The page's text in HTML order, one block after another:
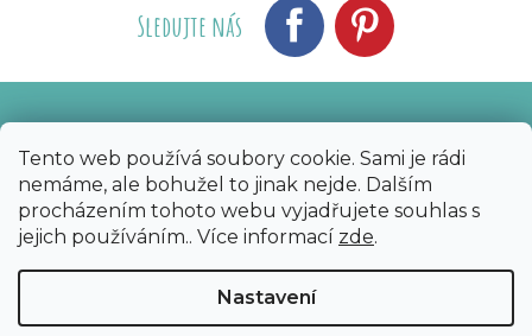
Tento web používá soubory cookie. Sami je rádi
nemáme, ale bohužel to jinak nejde. Dalším
procházením tohoto webu vyjadřujete souhlas s
jejich používáním.. Více informací zde.
Nastavení
Sledujte nás
Copyright 2026 Bijoux Components - Svět
korálků. Všechna práva vyhrazena.